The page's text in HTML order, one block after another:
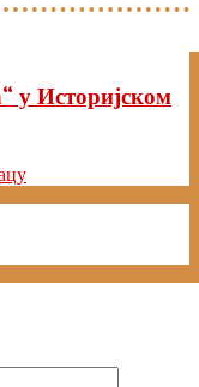
у Историјском